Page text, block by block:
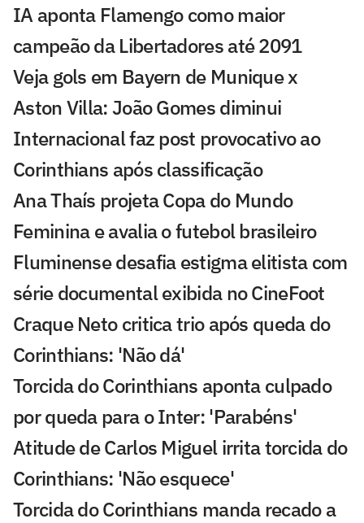
IA aponta Flamengo como maior
campeão da Libertadores até 2091
Veja gols em Bayern de Munique x
Aston Villa: João Gomes diminui
Internacional faz post provocativo ao
Corinthians após classificação
Ana Thaís projeta Copa do Mundo
Feminina e avalia o futebol brasileiro
Fluminense desafia estigma elitista com
série documental exibida no CineFoot
Craque Neto critica trio após queda do
Corinthians: 'Não dá'
Torcida do Corinthians aponta culpado
por queda para o Inter: 'Parabéns'
Atitude de Carlos Miguel irrita torcida do
Corinthians: 'Não esquece'
Torcida do Corinthians manda recado a